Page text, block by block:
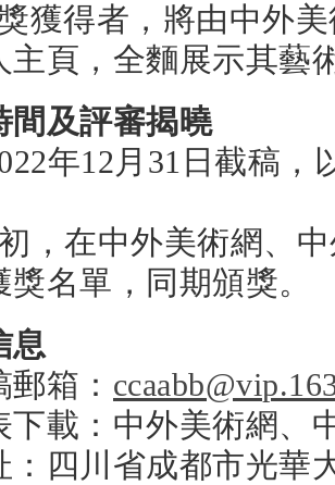
獲得者，將由中外
主頁，全麵展示其藝
間及評審揭曉
年12月31日截稿，
，在中外美術網、
名單，同期頒獎。
息
箱：
下載：中外美術網、
：四川省成都市光華